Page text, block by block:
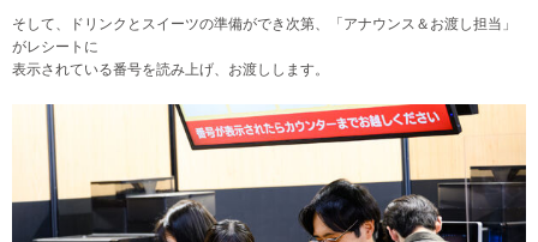
そして、ドリンクとスイーツの準備ができ次第、「アナウンス＆お渡し担当」
がレシートに
表示されている番号を読み上げ、お渡しします。